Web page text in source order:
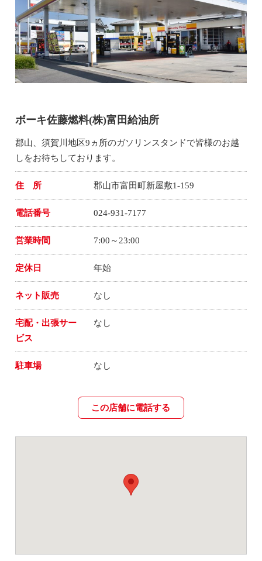
ボーキ佐藤燃料(株)富田給油所
郡山、須賀川地区9ヵ所のガソリンスタンドで皆様のお越
しをお待ちしております。
住 所 郡山市富田町新屋敷1-159
電話番号 024-931-7177
営業時間 7:00～23:00
定休日 年始
ネット販売 なし
宅配・出張サー
ビス
なし
駐車場 なし
この店舗に電話する